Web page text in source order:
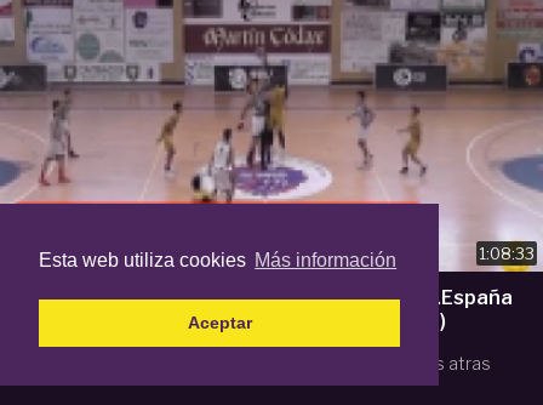
Esta web utiliza cookies Más información
Aceptar
1:08:33
U14M - CANTERBURY vs. REAL BETIS.- Cpto.España
Infantil. Cambados 2017 (BasketCantera.TV)
9 años atras